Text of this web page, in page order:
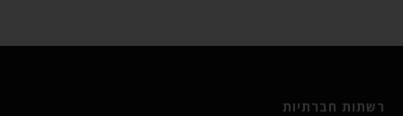
רשתות חברתיות